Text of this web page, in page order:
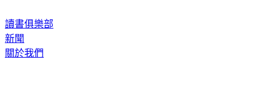
讀書俱樂部
新聞
關於我們